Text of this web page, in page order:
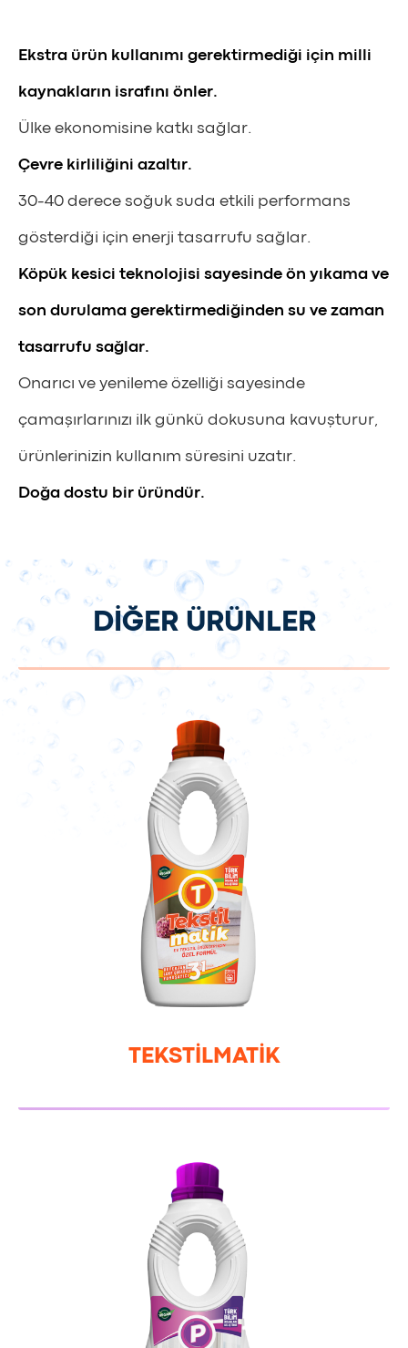
Ekstra ürün kullanımı gerektirmediği için milli
kaynakların israfını önler.
Ülke ekonomisine katkı sağlar.
Çevre kirliliğini azaltır.
30-40 derece soğuk suda etkili performans
gösterdiği için enerji tasarrufu sağlar.
Köpük kesici teknolojisi sayesinde ön yıkama ve
son durulama gerektirmediğinden su ve zaman
tasarrufu sağlar.
Onarıcı ve yenileme özelliği sayesinde
çamaşırlarınızı ilk günkü dokusuna kavuşturur,
ürünlerinizin kullanım süresini uzatır.
Doğa dostu bir üründür.
DİĞER ÜRÜNLER
TEKSTİLMATİK